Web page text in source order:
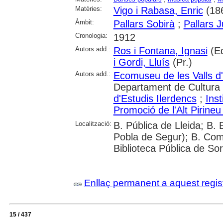
Matèries:
Vigo i Rabasa, Enric
Àmbit: Pallars Sobirà; Pallars
Cronologia: 1912
Autors add.: Ros i Fontana, Ignasi
i Gordi, Lluís(Pr.)
Autors add.: Ecomuseu de les Valls
Departament de
d'Estudis Ilerdencs;
Promoció de l'Alt
Localització: B. Pública de Lleida; B.
Pobla de Segur); B.
Biblioteca Pública de
Enllaç permanent a aquest
15 / 437